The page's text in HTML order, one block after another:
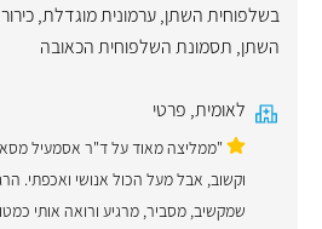
בשלפוחית השתן,ערמונית מוגדלת,
השתן, תסמונת השלפוחית הכאובה
לאומית, פרטי
"ממליצה מאוד על ד"ר אסמעיל
וקשוב, אבל מעל הכול אנושי ואכפתי.
שמקשיב, מסביר, מרגיע ורואה אותי